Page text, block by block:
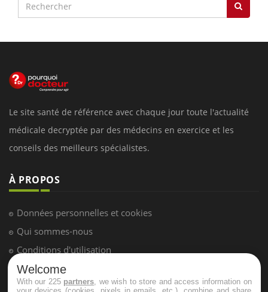
Le site santé de référence avec chaque jour toute l'actualité
médicale decryptée par des médecins en exercice et les
conseils des meilleurs spécialistes.
À PROPOS
Données personnelles et cookies
Qui sommes-nous
Conditions d'utilisation
Plan du site
Mentions Légales
Welcome
With our 225 partners , we wish to store and access information on
your devices (cookies, pixels in emails, etc.), combine and share